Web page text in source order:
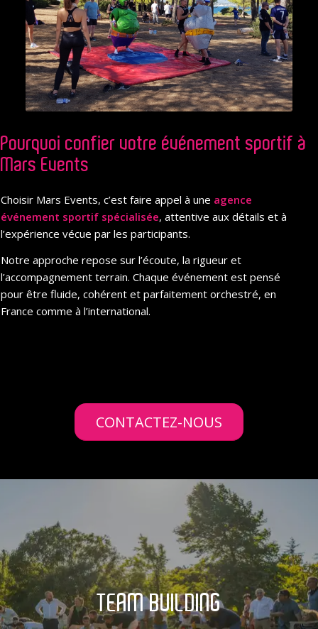
Pourquoi confier votre événement sportif à
Mars Events
Choisir Mars Events, c’est faire appel à une agence
événement sportif spécialisée, attentive aux détails et à
l’expérience vécue par les participants.
Notre approche repose sur l’écoute, la rigueur et
l’accompagnement terrain. Chaque événement est pensé
pour être fluide, cohérent et parfaitement orchestré, en
France comme à l’international.
CONTACTEZ-NOUS
TEAM BUILDING